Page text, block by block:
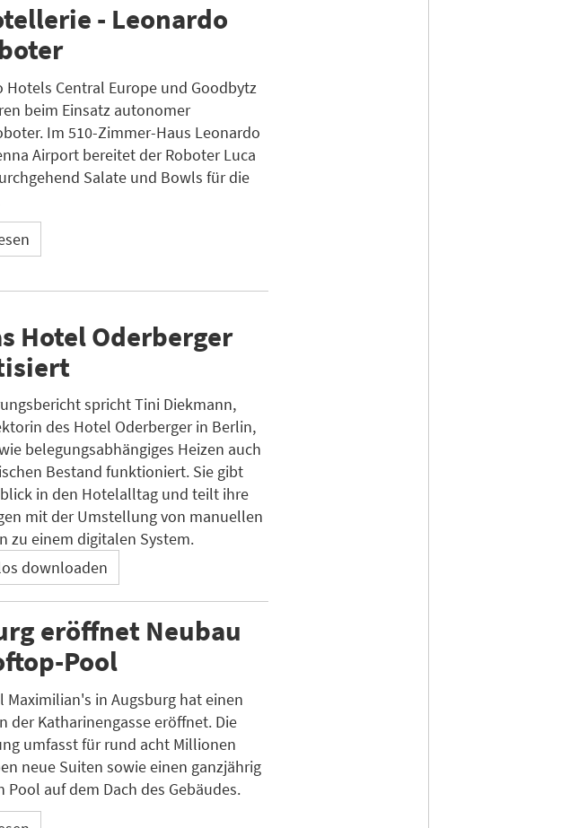
- Leonardo
Hotels Central Europe und Goodbytz
beim Einsatz autonomer
Im 510-Zimmer-Haus Leonardo
Airport bereitet der Roboter Luca
Salate und Bowls für die
Hotel Oderberger
spricht Tini Diekmann,
des Hotel Oderberger in Berlin,
belegungsabhängiges Heizen auch
Bestand funktioniert. Sie gibt
in den Hotelalltag und teilt ihre
mit der Umstellung von manuellen
zu einem digitalen System.
downloaden
eröffnet Neubau
Pool
Maximilian's in Augsburg hat einen
der Katharinengasse eröffnet. Die
umfasst für rund acht Millionen
neue Suiten sowie einen ganzjährig
Pool auf dem Dach des Gebäudes.